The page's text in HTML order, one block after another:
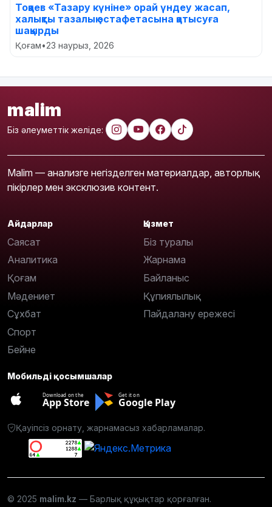
Тоқаев «Тазару күніне» орай үндеу жасап,
халықты тазалық эстафетасына қатысуға
шақырды
Қоғам•23 наурыз, 2026
malim
Біз әлеуметтік желіде:
Malim — анализге негізделген материалдар, авторлық
пікірлер мен эксклюзив контент.
Айдарлар
Саясат
Аналитика
Қоғам
Мәдениет
Сұхбат
Спорт
Бейне
Қызмет
Біз туралы
Жарнама
Байланыс
Құпиялылық
Пайдалану ережесі
Мобильді қосымшалар
Download on the
App Store
Get it on
Google Play
Қауіпсіз орнату, жарнамасыз хабарламалар.
© 2025 malim.kz — Барлық құқықтар қорғалған.